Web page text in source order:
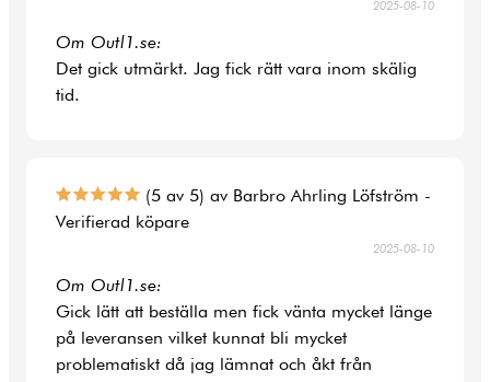
2025-08-10
Om Outl1.se:
Det gick utmärkt. Jag fick rätt vara inom skälig
tid.
(5 av 5) av Barbro Ahrling Löfström -
Verifierad köpare
2025-08-10
Om Outl1.se:
Gick lätt att beställa men fick vänta mycket länge
på leveransen vilket kunnat bli mycket
problematiskt då jag lämnat och åkt från